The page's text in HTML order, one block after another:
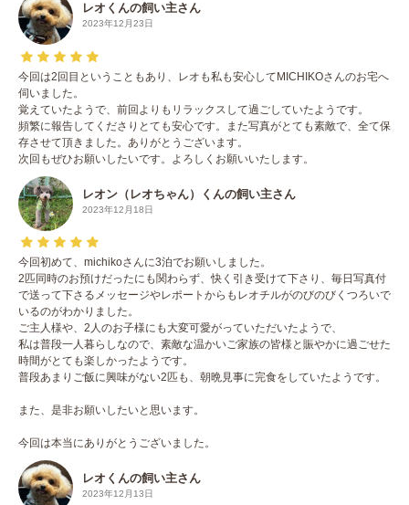
レオくんの飼い主さん
2023年12月23日
今回は2回目ということもあり、レオも私も安心してMICHIKOさんのお宅へ
伺いました。
覚えていたようで、前回よりもリラックスして過ごしていたようです。
頻繁に報告してくださりとても安心です。また写真がとても素敵で、全て保
存させて頂きました。ありがとうございます。
次回もぜひお願いしたいです。よろしくお願いいたします。
レオン（レオちゃん）くんの飼い主さん
2023年12月18日
今回初めて、michikoさんに3泊でお願いしました。
2匹同時のお預けだったにも関わらず、快く引き受けて下さり、毎日写真付
で送って下さるメッセージやレポートからもレオチルがのびのびくつろいで
いるのがわかりました。
ご主人様や、2人のお子様にも大変可愛がっていただいたようで、
私は普段一人暮らしなので、素敵な温かいご家族の皆様と賑やかに過ごせた
時間がとても楽しかったようです。
普段あまりご飯に興味がない2匹も、朝晩見事に完食をしていたようです。
また、是非お願いしたいと思います。
今回は本当にありがとうございました。
レオくんの飼い主さん
2023年12月13日